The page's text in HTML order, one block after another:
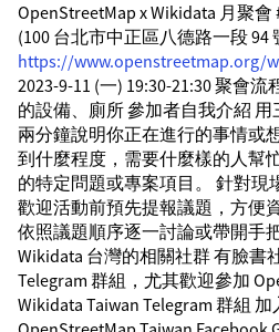
OpenStreetMap x Wikidata 月聚
(100 台北市中正區八德路一段 94
https://www.openstreetmap.org/
2023-9-11 (一) 19:30-21:30 聚會
的設備、廁所 參加者自我介紹 用
兩分鐘說明你正在進行的事情或
到什麼程度，需要什麼樣的人幫
的特定問題或專案項目。 針對現
歡迎活動前預先提報議題，方便
依照議題順序逐一討論或帶開手
Wikidata 台灣的相關社群 有臉書
Telegram 群組，尤其歡迎參加
Wikidata Taiwan Telegram 群組